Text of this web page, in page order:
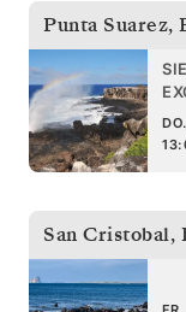
Punta Suarez,
San Cristobal,